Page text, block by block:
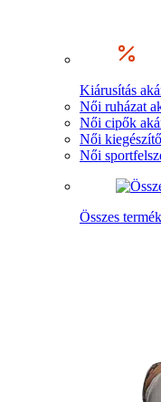
Kiárusítás
Női ruházat
Női cipők
Női
Női
Összes